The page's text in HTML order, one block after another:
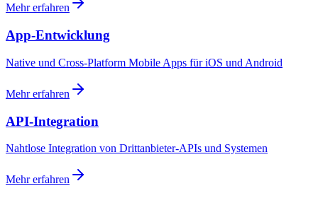
Mehr erfahren
App-Entwicklung
Native und Cross-Platform Mobile Apps für iOS und Android
Mehr erfahren
API-Integration
Nahtlose Integration von Drittanbieter-APIs und Systemen
Mehr erfahren